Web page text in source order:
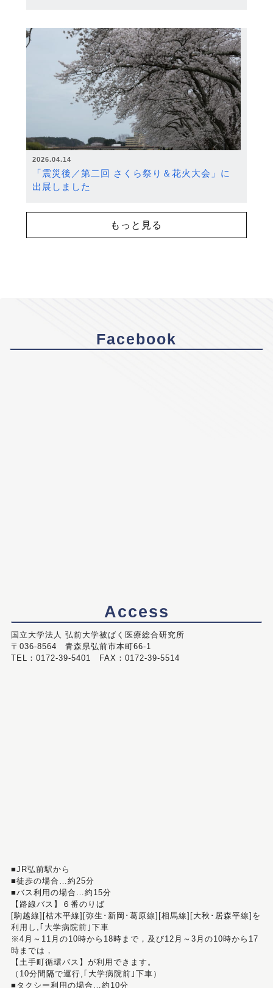
2026.04.14
「震災後／第二回 さくら祭り＆花火大会」に
出展しました
もっと見る
Facebook
Access
国立大学法人 弘前大学被ばく医療総合研究所
〒036-8564 青森県弘前市本町66-1
TEL：0172-39-5401 FAX：0172-39-5514
■JR弘前駅から
■徒歩の場合…約25分
■バス利用の場合…約15分
【路線バス】６番のりば
[駒越線][枯木平線][弥生･新岡･葛原線][相馬線][大秋･居森平線]を
利用し,｢大学病院前｣下車
※4月～11月の10時から18時まで，及び12月～3月の10時から17
時までは，
【土手町循環バス】が利用できます。
（10分間隔で運行,｢大学病院前｣下車）
■タクシー利用の場合…約10分